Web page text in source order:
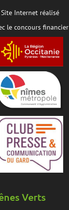
Site Internet réalisé
le concours financier
Verts